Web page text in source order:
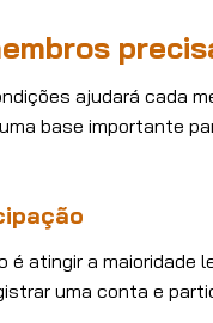
ajudará cada
base importante
é atingir a
uma conta e